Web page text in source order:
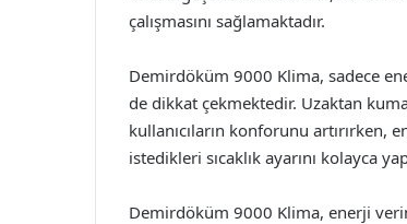
çalışmasını sağlamaktadır.
Demirdöküm 9000 Klima, sadece
de dikkat çekmektedir. Uzaktan
kullanıcıların konforunu artırırken,
istedikleri sıcaklık ayarını kolayca
Demirdöküm 9000 Klima, enerji